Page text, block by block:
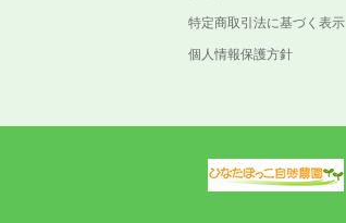
特定商取引法に基づく表示
個人情報保護方針